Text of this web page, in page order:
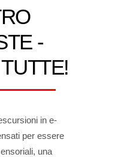
-
in e-
per essere
una